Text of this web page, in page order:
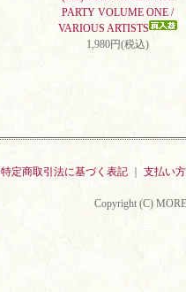
PARTY VOLUME ONE /
VARIOUS ARTISTS
1,980円(税込)
特定商取引法に基づく表記 支払い
Copyright (C)